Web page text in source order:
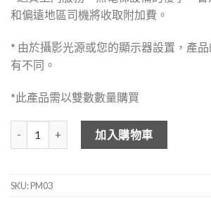
和偏遠地區司機將收取附加費。
* 由於攝影光源或您的顯示器設置，產
有不同。
*此產品需以雙數數量購買
HOME NICE 防水牆腳線 PM03 數量
加入購物車
SKU:PM03